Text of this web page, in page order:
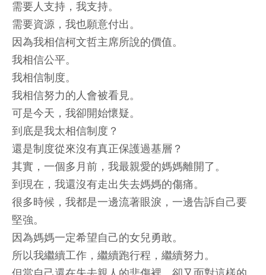
需要人支持，我支持。
需要資源，我也願意付出。
因為我相信柯文哲主席所說的價值。
我相信公平。
我相信制度。
我相信努力的人會被看見。
可是今天，我卻開始懷疑。
到底是我太相信制度？
還是制度從來沒有真正保護過基層？
其實，一個多月前，我最親愛的媽媽離開了。
到現在，我還沒有走出失去媽媽的傷痛。
很多時候，我都是一邊流著眼淚，一邊告訴自己要
堅強。
因為媽媽一定希望自己的女兒勇敢。
所以我繼續工作，繼續跑行程，繼續努力。